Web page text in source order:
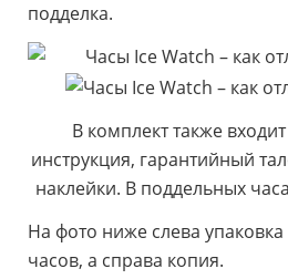
подделка.
В комплект также
инструкция, гарантийный
наклейки. В поддельных
На фото ниже слева
часов, а справа копия.